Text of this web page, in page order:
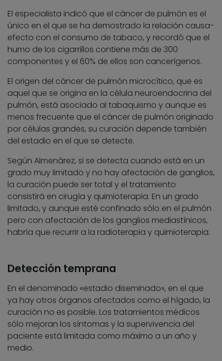
El especialista indicó que el cáncer de pulmón es el
único en el que se ha demostrado la relación causa-
efecto con el consumo de tabaco, y recordó que el
humo de los cigarrillos contiene más de 300
componentes y el 60% de ellos son cancerígenos.
El origen del cáncer de pulmón microcítico, que es
aquel que se origina en la célula neuroendocrina del
pulmón, está asociado al tabaquismo y aunque es
menos frecuente que el cáncer de pulmón originado
por células grandes, su curación depende también
del estadio en el que se detecte.
Según Almenárez, si se detecta cuando está en un
grado muy limitado y no hay afectación de ganglios,
la curación puede ser total y el tratamiento
consistirá en cirugía y quimioterapia. En un grado
limitado, y aunque esté confinado sólo en el pulmón
pero con afectación de los ganglios mediastínicos,
habría que recurrir a la radioterapia y quimioterapia.
Detección temprana
En el denominado «estadio diseminado», en el que
ya hay otros órganos afectados como el hígado, la
curación no es posible. Los tratamientos médicos
sólo mejoran los síntomas y la supervivencia del
paciente está limitada como máximo a un año y
medio.